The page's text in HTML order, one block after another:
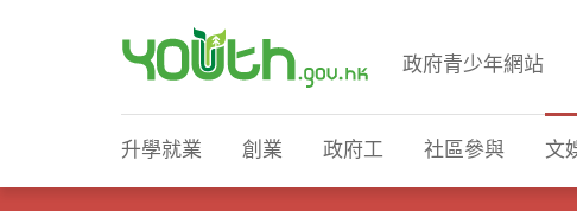
政府青少年網站
升學就業 創業 政府工 社區參與 文